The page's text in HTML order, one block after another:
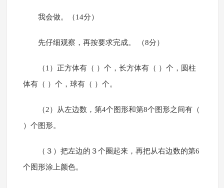
我会做。（14分）
先仔细观察，再按要求完成。 （8分）
（1）正方体有（ ）个，长方体有（ ）个，圆柱
体有（ ）个，球有（ ）个。
（2）从左边数，第4个图形和第8个图形之间有（
）个图形。
（３）把左边的３个圈起来，再把从右边数的第6
个图形涂上颜色。